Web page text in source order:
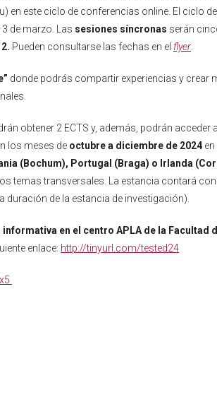
en este ciclo de conferencias online. El ciclo
de marzo. Las sesiones síncronas serán
Pueden consultarse las fechas en el flyer
donde podrás compartir experiencias y crear
obtener 2 ECTS y, además, podrán acceder
los meses de octubre a diciembre de 2024
(Bochum), Portugal (Braga) o Irlanda
temas transversales. La estancia contará
duración de la estancia de investigación).
informativa en el centro APLA de la Facultad
enlace: http://tinyurl.com/tested24